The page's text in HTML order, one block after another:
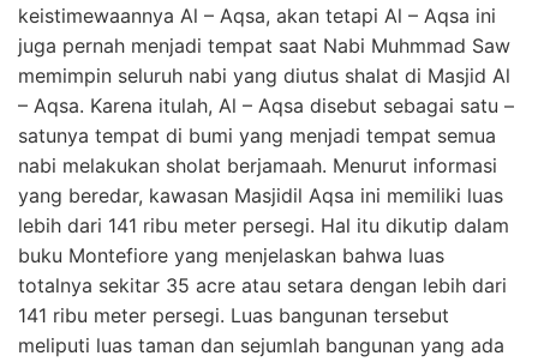
keistimewaannya Al – Aqsa, akan tetapi Al – Aqsa ini
juga pernah menjadi tempat saat Nabi Muhmmad Saw
memimpin seluruh nabi yang diutus shalat di Masjid Al
– Aqsa. Karena itulah, Al – Aqsa disebut sebagai satu –
satunya tempat di bumi yang menjadi tempat semua
nabi melakukan sholat berjamaah. Menurut informasi
yang beredar, kawasan Masjidil Aqsa ini memiliki luas
lebih dari 141 ribu meter persegi. Hal itu dikutip dalam
buku Montefiore yang menjelaskan bahwa luas
totalnya sekitar 35 acre atau setara dengan lebih dari
141 ribu meter persegi. Luas bangunan tersebut
meliputi luas taman dan sejumlah bangunan yang ada